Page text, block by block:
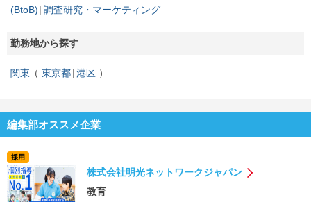
(BtoB) 調査研究・マーケティング
勤務地から探す
関東 東京都 港区
編集部オススメ企業
採用
株式会社明光ネットワークジャパン
教育